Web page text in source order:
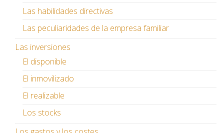
Las habilidades directivas
Las peculiaridades de la empresa familiar
Las inversiones
El disponible
El inmovilizado
El realizable
Los stocks